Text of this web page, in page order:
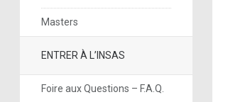
Masters
ENTRER À L’INSAS
Foire aux Questions – F.A.Q.